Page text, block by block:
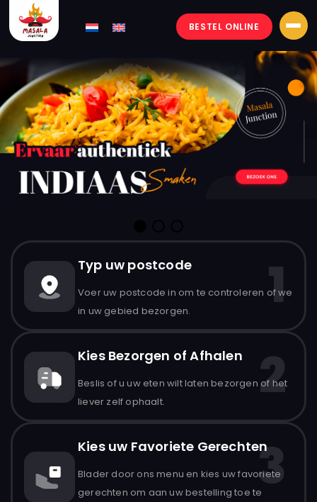
junction
BESTEL ONLINE
Typ uw postcode
Voer uw postcode in om te controleren of we
in uw gebied bezorgen.
1
Kies Bezorgen of Afhalen
Beslis of u uw eten wilt laten bezorgen of het
liever zelf ophaalt.
2
Kies uw Favoriete Gerechten
Blader door ons menu en kies uw favoriete
gerechten om aan uw bestelling toe te3